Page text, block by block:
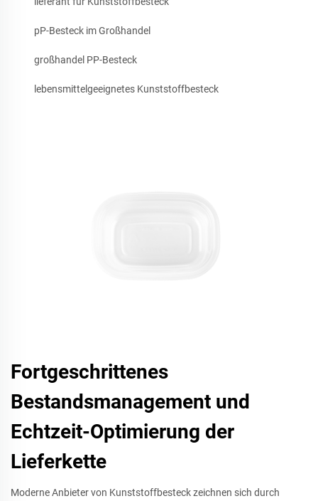
pP-Besteck im Großhandel
großhandel PP-Besteck
lebensmittelgeeignetes Kunststoffbesteck
Fortgeschrittenes
Bestandsmanagement und
Echtzeit-Optimierung der
Lieferkette
Moderne Anbieter von Kunststoffbesteck zeichnen sich durch